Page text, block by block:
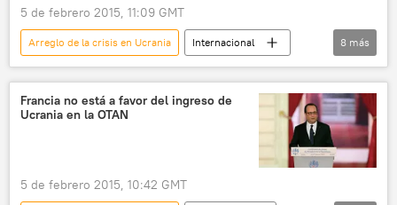
5 de febrero 2015, 11:09 GMT
Arreglo de la crisis en Ucrania
Internacional
Ucrania
Donbás
Donetsk
Viacheslav Abroskin
Eduard Basurin
OSCE
Alto Comisionado de las Naciones Unidas para los Derechos Humanos (ACNUDH)
8 más
Francia no está a favor del ingreso de
Ucrania en la OTAN
5 de febrero 2015, 10:42 GMT